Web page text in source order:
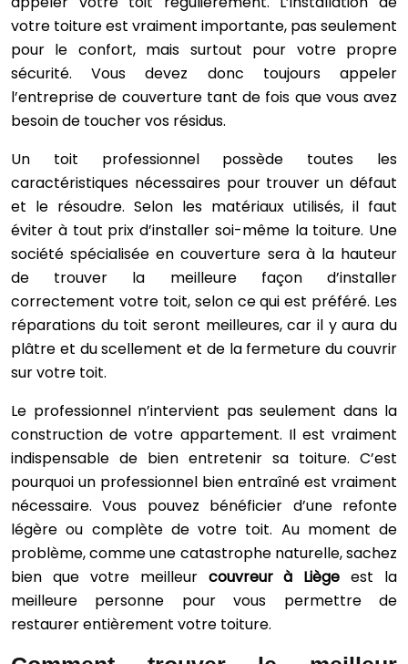
votre toiture est vraiment importante, pas seulement
pour le confort, mais surtout pour votre propre
sécurité. Vous devez donc toujours appeler
l’entreprise de couverture tant de fois que vous avez
besoin de toucher vos résidus.
Un toit professionnel possède toutes les
caractéristiques nécessaires pour trouver un défaut
et le résoudre. Selon les matériaux utilisés, il faut
éviter à tout prix d’installer soi-même la toiture. Une
société spécialisée en couverture sera à la hauteur
de trouver la meilleure façon d’installer
correctement votre toit, selon ce qui est préféré. Les
réparations du toit seront meilleures, car il y aura du
plâtre et du scellement et de la fermeture du couvrir
sur votre toit.
Le professionnel n’intervient pas seulement dans la
construction de votre appartement. Il est vraiment
indispensable de bien entretenir sa toiture. C’est
pourquoi un professionnel bien entraîné est vraiment
nécessaire. Vous pouvez bénéficier d’une refonte
légère ou complète de votre toit. Au moment de
problème, comme une catastrophe naturelle, sachez
bien que votre meilleur couvreur à Liège est la
meilleure personne pour vous permettre de
restaurer entièrement votre toiture.